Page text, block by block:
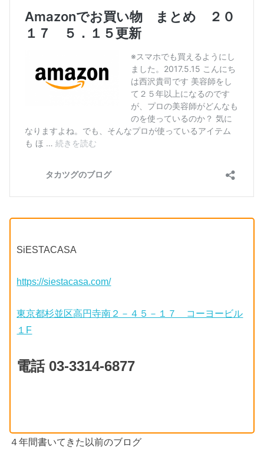
SiESTACASA
https://siestacasa.com/
東京都杉並区高円寺南２－４５－１７ コーヨービル
１F
電話 03-3314-6877
４年間書いてきた以前のブログ